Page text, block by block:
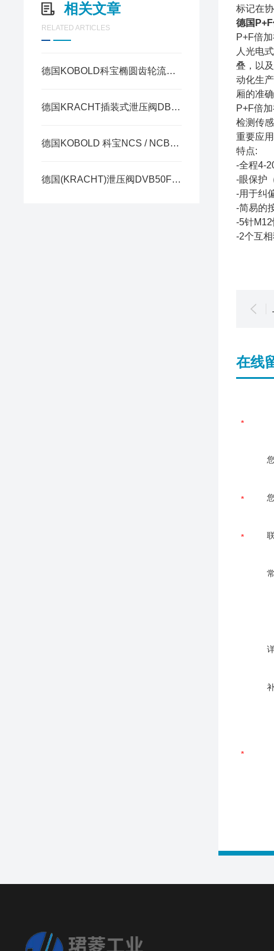
相关文章
RELATED ARTICLES
德国KOBOLD科宝椭圆齿轮流量计DON应用于润滑行业
德国KRACHT插装式泄压阀DBD10R3A125的安装和行业应用有哪些？
德国KOBOLD 科宝NCS / NCB / NAB三系列液位开关区别
德国(KRACHT)泄压阀DVB50F2F1JA与DBD20R1A063性能区别
标记在
德国
P+F倍
人光电
叠，以
动化生
厢的准确
P+F倍
检测传
重要应用
特点:
-全程4-
-眼保护
-用于纠
-简易的
-5针
-2个互
在线